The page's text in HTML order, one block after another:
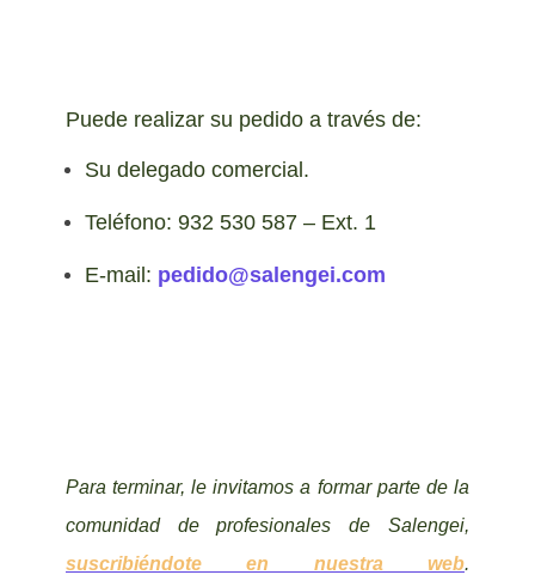
Puede realizar su pedido a través de:
Su delegado comercial.
Teléfono: 932 530 587 – Ext. 1
E-mail: pedido@salengei.com
Para terminar, le invitamos a formar parte de la
comunidad de profesionales de Salengei,
suscribiéndote en nuestra web.